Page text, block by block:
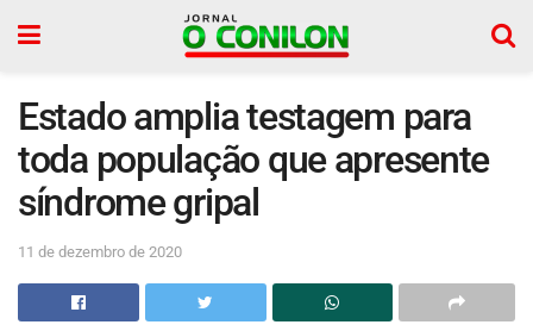
Estado amplia testagem para
toda população que apresente
síndrome gripal
11 de dezembro de 2020